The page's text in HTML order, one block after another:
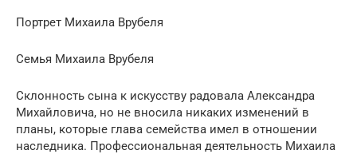
Портрет Михаила Врубеля
Семья Михаила Врубеля
Склонность сына к искусству радовала Александра
Михайловича, но не вносила никаких изменений в
планы, которые глава семейства имел в отношении
наследника. Профессиональная деятельность Михаила